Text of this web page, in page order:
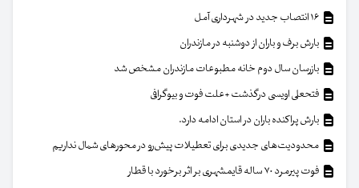
بارش برف و باران از دوشنبه در مازندران
بازرسان سال دوم خانه مطبوعات مازندران مشخص شد
فتحعلی اویسی درگذشت +علت فوت و بیوگرافی
بارش پراکنده باران در استان ادامه دارد.
محدودیت‌های جدیدی برای تعطیلات پیش‌رو در محورهای شمال نداریم
فوت پیرمرد ۷۰ ساله قایمشهری بر اثر برخورد با قطار